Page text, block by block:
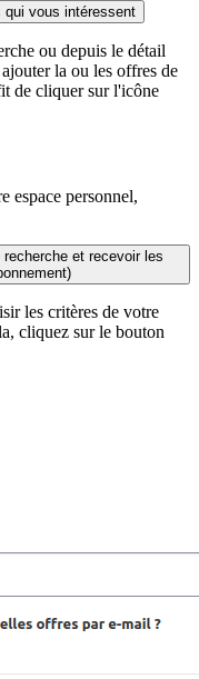
vous intéressent
ou depuis le détail
la ou les offres de
de cliquer sur l'icône
espace personnel,
et recevoir les
les critères de votre
cliquez sur le bouton